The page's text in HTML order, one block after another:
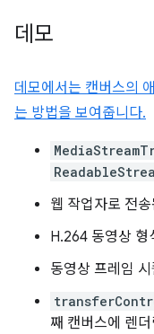
데모
데모에서는 캔버스의
는 방법을 보여줍니다.
웹 작업자로 전송
H.264 동영상 형
동영상 프레임
째 캔버스에 렌더